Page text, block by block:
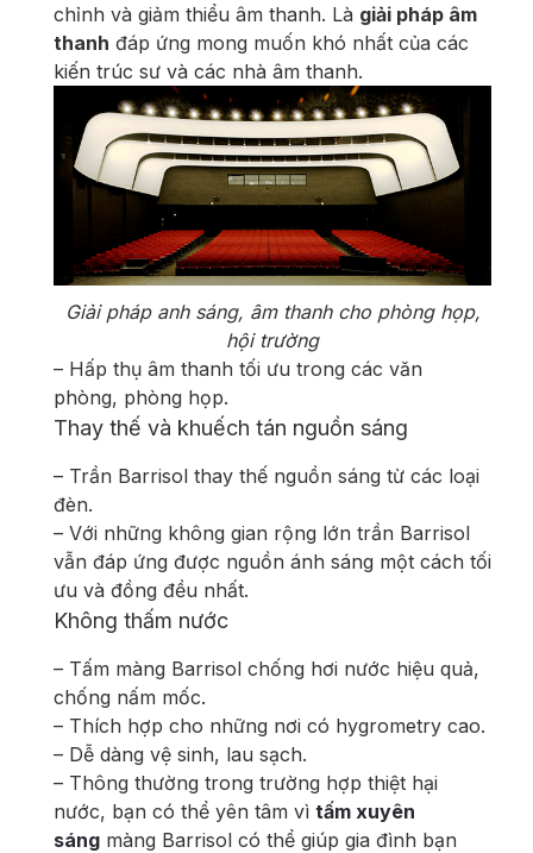
chỉnh và giảm thiểu âm thanh. Là giải pháp âm
thanh đáp ứng mong muốn khó nhất của các
kiến trúc sư và các nhà âm thanh.
Giải pháp anh sáng, âm thanh cho phòng họp,
hội trường
– Hấp thụ âm thanh tối ưu trong các văn
phòng, phòng họp.
Thay thế và khuếch tán nguồn sáng
– Trần Barrisol thay thế nguồn sáng từ các loại
đèn.
– Với những không gian rộng lớn trần Barrisol
vẫn đáp ứng được nguồn ánh sáng một cách tối
ưu và đồng đều nhất.
Không thấm nước
– Tấm màng Barrisol chống hơi nước hiệu quả,
chống nấm mốc.
– Thích hợp cho những nơi có hygrometry cao.
– Dễ dàng vệ sinh, lau sạch.
– Thông thường trong trường hợp thiệt hại
nước, bạn có thể yên tâm vì tấm xuyên
sáng màng Barrisol có thể giúp gia đình bạn